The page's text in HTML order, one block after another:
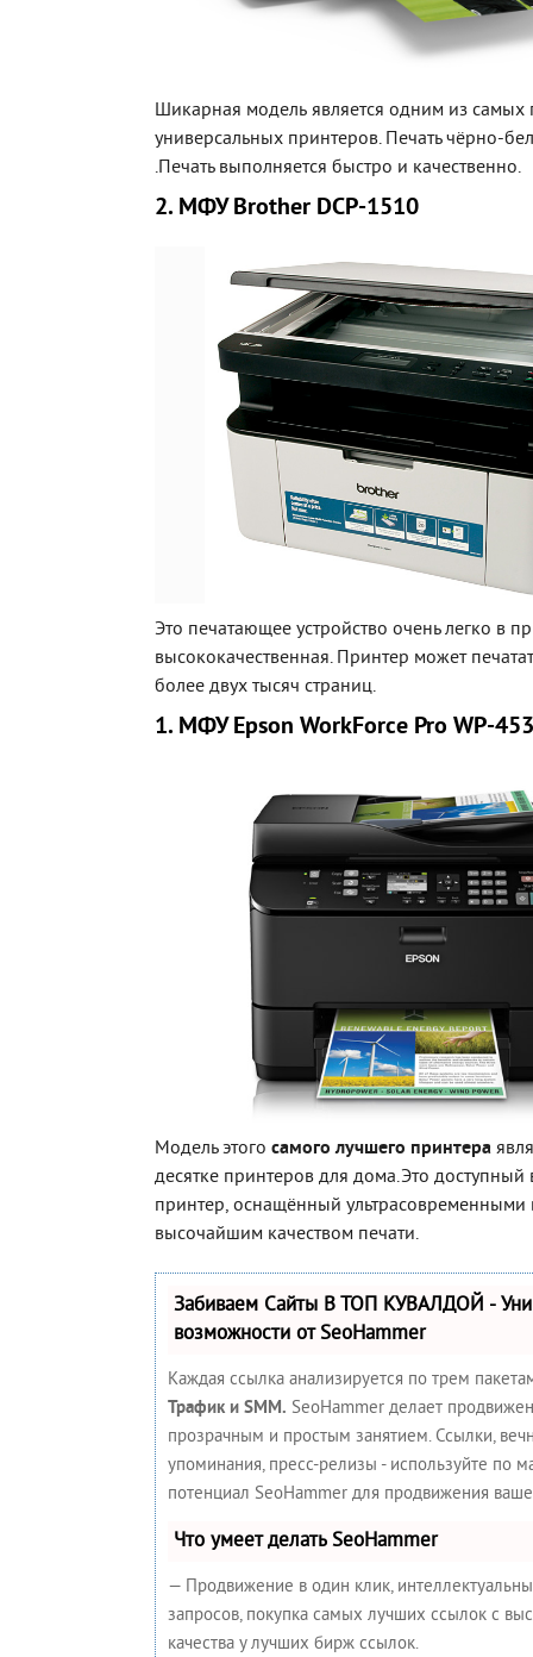
Шикарная модель является одним из
универсальных принтеров. Печать чёрно-
.Печать выполняется быстро и качественно.
2. МФУ Brother DCP-1510
Это печатающее устройство очень легко в
высококачественная. Принтер может
более двух тысяч страниц.
1. МФУ Epson WorkForce Pro WP-
Модель этого самого лучшего принтера
десятке принтеров для дома.Это доступный
принтер, оснащённый
высочайшим качеством печати.
Забиваем Сайты В ТОП КУВАЛДОЙ -
возможности от SeoHammer
Каждая ссылка анализируется по трем
Трафик и SMM. SeoHammer делает
прозрачным и простым занятием. Ссылки,
упоминания, пресс-релизы - используйте по
потенциал SeoHammer для продвижения
Что умеет делать SeoHammer
— Продвижение в один клик,
запросов, покупка самых лучших ссылок с
качества у лучших бирж ссылок.